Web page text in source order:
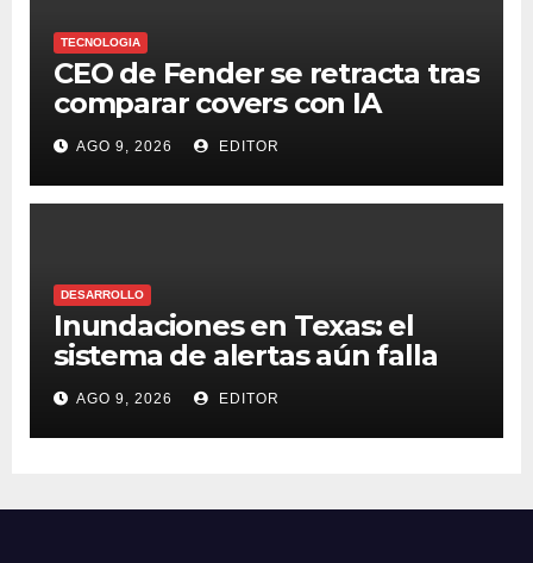
TECNOLOGIA
CEO de Fender se retracta tras
comparar covers con IA
AGO 9, 2026 EDITOR
DESARROLLO
Inundaciones en Texas: el
sistema de alertas aún falla
AGO 9, 2026 EDITOR